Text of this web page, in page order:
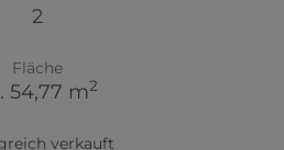
2
Fläche
54,77 m2
verkauft